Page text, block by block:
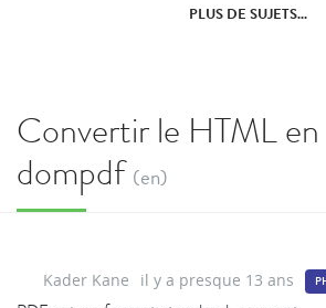
PLUS DE SUJETS...
Convertir le HTML
dompdf (en)
Kader Kane il y a presque 13 ans